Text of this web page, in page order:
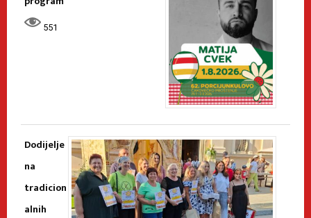
551
Dodijelje
na
tradicion
alnih